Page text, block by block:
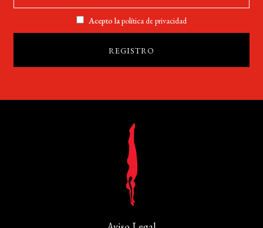
Acepto lapolítica de privacidad